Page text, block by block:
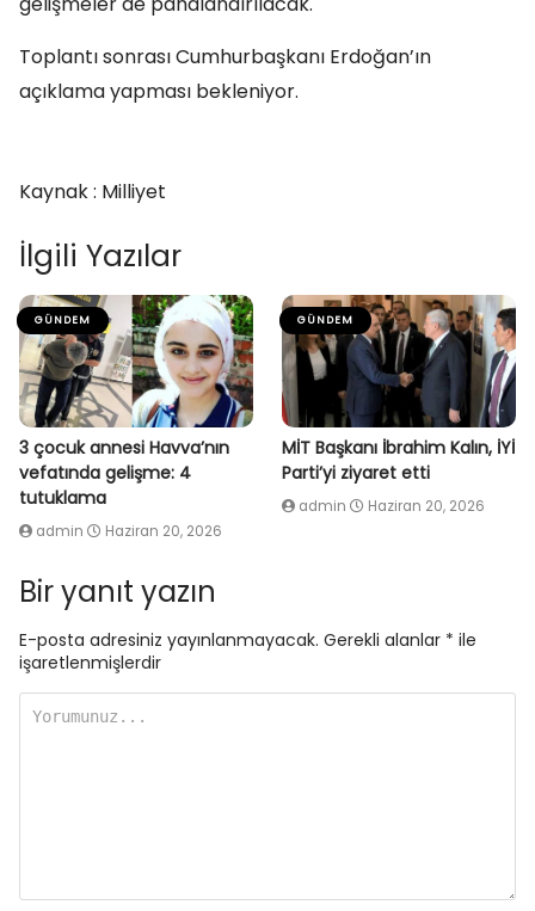
Toplantı sonrası Cumhurbaşkanı Erdoğan’ın
açıklama yapması bekleniyor.
Kaynak : Milliyet
İlgili Yazılar
GÜNDEM
3 çocuk annesi Havva’nın
vefatında gelişme: 4
tutuklama
admin Haziran 20, 2026
GÜNDEM
MİT Başkanı İbrahim Kalın, İYİ
Parti’yi ziyaret etti
admin Haziran 20, 2026
Bir yanıt yazın
E-posta adresiniz yayınlanmayacak. Gerekli alanlar * ile
işaretlenmişlerdir